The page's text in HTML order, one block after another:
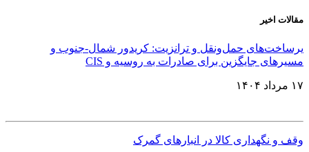
مقالات اخیر
یرساخت‌های حمل‌ونقل و ترانزیت: کریدور شمال-جنوب و
مسیرهای جایگزین برای صادرات به روسیه و CIS
۱۷ مرداد ۱۴۰۴
وقف و نگهداری کالا در انبارهای گمرک